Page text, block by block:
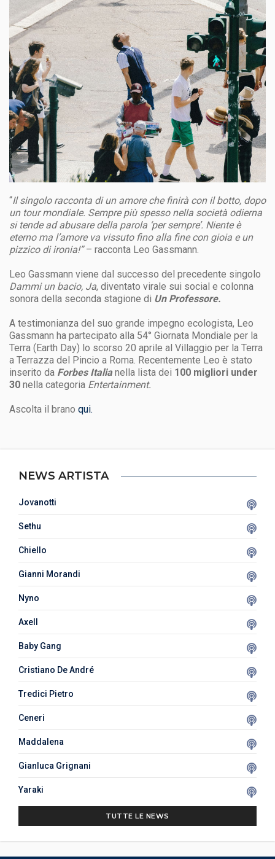
“Il singolo racconta di un amore che finirà con il botto, dopo
un tour mondiale. Sempre più spesso nella società odierna
si tende ad abusare della parola ‘per sempre’. Niente è
eterno ma l’amore va vissuto fino alla fine con gioia e un
pizzico di ironia!”– racconta Leo Gassmann.
Leo Gassmann viene dal successo del precedente singolo
Dammi un bacio, Ja, diventato virale sui social e colonna
sonora della seconda stagione di Un Professore.
A testimonianza del suo grande impegno ecologista, Leo
Gassmann ha partecipato alla 54° Giornata Mondiale per la
Terra (Earth Day) lo scorso 20 aprile al Villaggio per la Terra
a Terrazza del Pincio a Roma. Recentemente Leo è stato
inserito da Forbes Italia nella lista dei 100 migliori under
30 nella categoria Entertainment.
Ascolta il brano qui.
NEWS ARTISTA
Jovanotti
Sethu
Chiello
Gianni Morandi
Nyno
Axell
Baby Gang
Cristiano De André
Tredici Pietro
Ceneri
Maddalena
Gianluca Grignani
Yaraki
TUTTE LE NEWS